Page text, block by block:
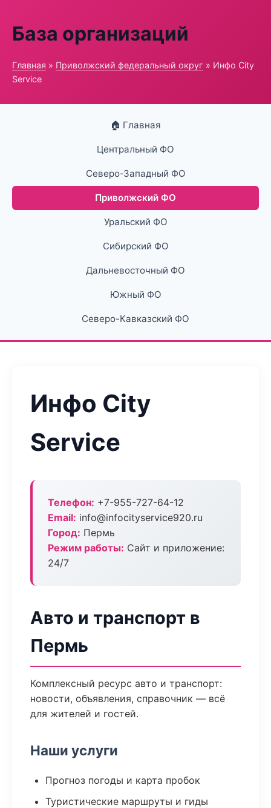
База организаций
Главная » Приволжский федеральный округ » Инфо City
Service
🏠 Главная
Центральный ФО
Северо-Западный ФО
Приволжский ФО
Уральский ФО
Сибирский ФО
Дальневосточный ФО
Южный ФО
Северо-Кавказский ФО
Инфо City
Service
Телефон: +7-955-727-64-12
Email: info@infocityservice920.ru
Город: Пермь
Режим работы: Сайт и приложение:
24/7
Авто и транспорт в
Пермь
Комплексный ресурс авто и транспорт:
новости, объявления, справочник — всё
для жителей и гостей.
Наши услуги
Прогноз погоды и карта пробок
Туристические маршруты и гиды